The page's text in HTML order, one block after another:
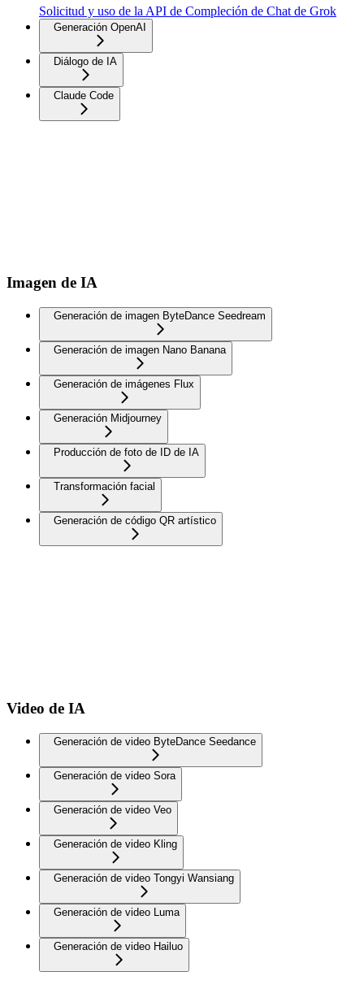
Solicitud y uso de la API de Compleción de Chat de Grok
Generación OpenAI
Diálogo de IA
Claude Code
Imagen de IA
Generación de imagen ByteDance Seedream
Generación de imagen Nano Banana
Generación de imágenes Flux
Generación Midjourney
Producción de foto de ID de IA
Transformación facial
Generación de código QR artístico
Video de IA
Generación de video ByteDance Seedance
Generación de video Sora
Generación de video Veo
Generación de video Kling
Generación de video Tongyi Wansiang
Generación de video Luma
Generación de video Hailuo